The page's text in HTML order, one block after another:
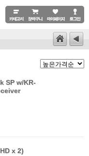
SP w/KR-
x 2)